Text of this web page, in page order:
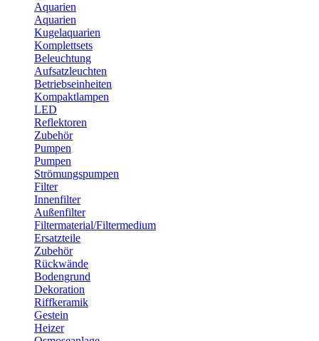
Aquarien
Aquarien
Kugelaquarien
Komplettsets
Beleuchtung
Aufsatzleuchten
Betriebseinheiten
Kompaktlampen
LED
Reflektoren
Zubehör
Pumpen
Pumpen
Strömungspumpen
Filter
Innenfilter
Außenfilter
Filtermaterial/Filtermedium
Ersatzteile
Zubehör
Rückwände
Bodengrund
Dekoration
Riffkeramik
Gestein
Heizer